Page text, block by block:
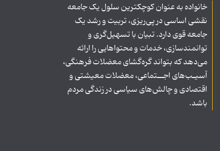
خانواده به عنوان کوچکترین سلول یک جامعه
نقشی اساسی در پی‌ریزی، تربیت و رشد یک
جامعه قوی دارد. تبیان با تسهیل‌گری و
توانمندسازی، خدمات و محتواهایی را ارائه
می‌دهد که بتواند گره‌گشای معضلات فرهنگی،
آسیـب‌های اجــتماعی، معضلات معیشتی و
اقتصادی و چالش‌های سیاسی در زندگی مردم
باشد.